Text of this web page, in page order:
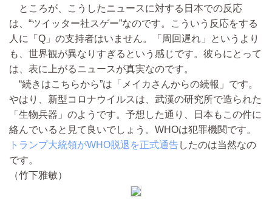
ところが、こうしたニュースに対する日本での反応
は、“ツイッター社スゲー”なのです。こういう反応をする
人に「Q」の支持者はいません。「周回遅れ」というより
も、世界観が異なりすぎるという感じです。彼らにとって
は、表に上がるニュースが真実なのです。
“続きはこちらから”は「メイカさんからの続報」です。
やはり、新型コロナウイルスは、武漢の研究所で造られた
「生物兵器」のようです。予想した通り、日本もこの件に
絡んでいると見て良いでしょう。WHOは犯罪機関です。
トランプ大統領がWHO脱退を正式通告したのは当然なの
です。
（竹下雅敏）